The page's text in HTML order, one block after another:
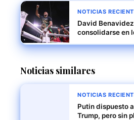
NOTICIAS
David
consolidarse en
titular
Noticias similares
NOTICIAS
Putin dispuesto
Trump, pero sin